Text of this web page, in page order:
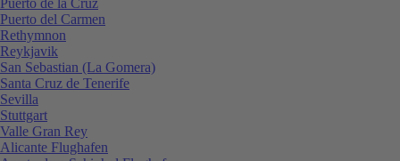
Puerto del Carmen
Rethymnon
Reykjavik
San Sebastian (La Gomera)
Santa Cruz de Tenerife
Sevilla
Stuttgart
Valle Gran Rey
Alicante Flughafen